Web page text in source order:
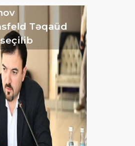
Təqaüd